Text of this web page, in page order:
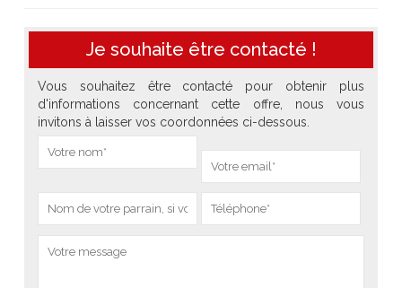
Je souhaite être contacté !
Vous souhaitez être contacté pour obtenir plus
d'informations concernant cette offre, nous vous
invitons à laisser vos coordonnées ci-dessous.